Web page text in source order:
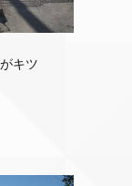
キツ